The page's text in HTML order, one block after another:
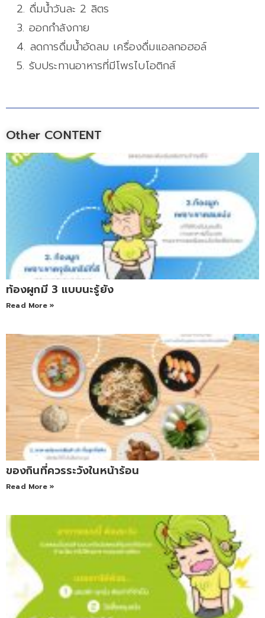
2. ดื่มน้ำวันละ 2 ลิตร
3. ออกกำลังกาย
4. ลดการดื่มน้ำอัดลม เครื่องดื่มแอลกอฮอล์
5. รับประทานอาหารที่มีโพรไบโอติกส์
Other CONTENT
ท้องผูกมี 3 แบบนะรู้ยัง
Read More »
ของกินที่ควรระวังในหน้าร้อน
Read More »